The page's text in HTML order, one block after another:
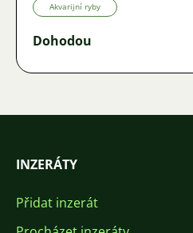
Akvarijní ryby
Dohodou
INZERÁTY
Přidat inzerát